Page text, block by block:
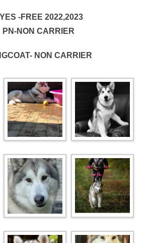
-FREE 2022,2023
PN-NON CARRIER
NON CARRIER